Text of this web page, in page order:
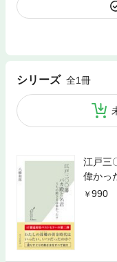
シリーズ 全1冊
江戸三
偉かっ
990